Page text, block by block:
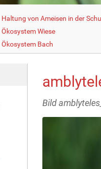
Haltung von Ameisen in der
Ökosystem Wiese
Ökosystem Bach
Bild